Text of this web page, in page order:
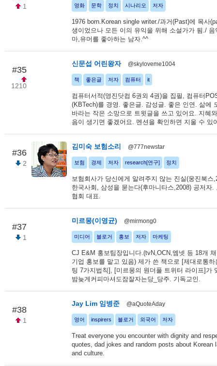
1 영화 문학 정치 시나리오 저자
1976 born.Korean single writer./과거(Past)에 목사
생이었으나 모든 이의 유익을 위해 소설가가 됨./ 음
마,유머를 좋아하는 남자.^^
#35
1210
신문섭 어린왕자 @skyloveme1004
책 좋은글 저자 컴퓨터 it
컴퓨터서적(영진닷컴 6권외 4권)을 집필, 컴퓨터
(KBTech)를 경영. 좋은글. 감성글. 좋은 인연. 삶에
바라는 작은 소망으로 트윗글을 쓰고 있어요. 지혜
음이 생기면 좋겠어요. 멘션을 확인하면 지울 수 있
#36
2
김미숙 보험소리 @777newstar
보험 경제 저자 research[연구] 정치
보험회사가 당신에게 알려주지 않는 진실(웅진북스
한국사회, 삼성을 묻는다(후마니타스,2008) 공저자.
협회 대표.
#37
1
미르몽(이영균) @mirmong0
미디어 블로거 홍보 저자 마케팅
CJ E&M 홍보팀장입니다.(tvN,OCN,엠넷 등 18개
기업 홍보를 맡고 있음) 제가 쓴 책으로 [제대로통하
팅 7가지법칙], [미르몽의 원더풀 트위터 라이프]가
밤늦게커피마셔도잠잘자는당_당주. 기독교인.
#38
1
Jay Lim 임병준 @aQuoteAday
영어 inspirers 블로거 외국어 저자
Treat everyone you encounter with dignity and
quotes, dad jokes and random posts about Korean
and culture.